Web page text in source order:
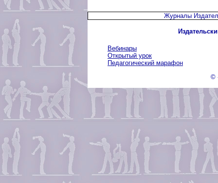
Журналы
Вебинары
Открытый урок
Педагогический марафон
©